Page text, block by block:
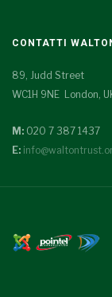
CONTATTI
89, Judd Street
WC1H 9NE London,
M: 020 7 387 1437
E: